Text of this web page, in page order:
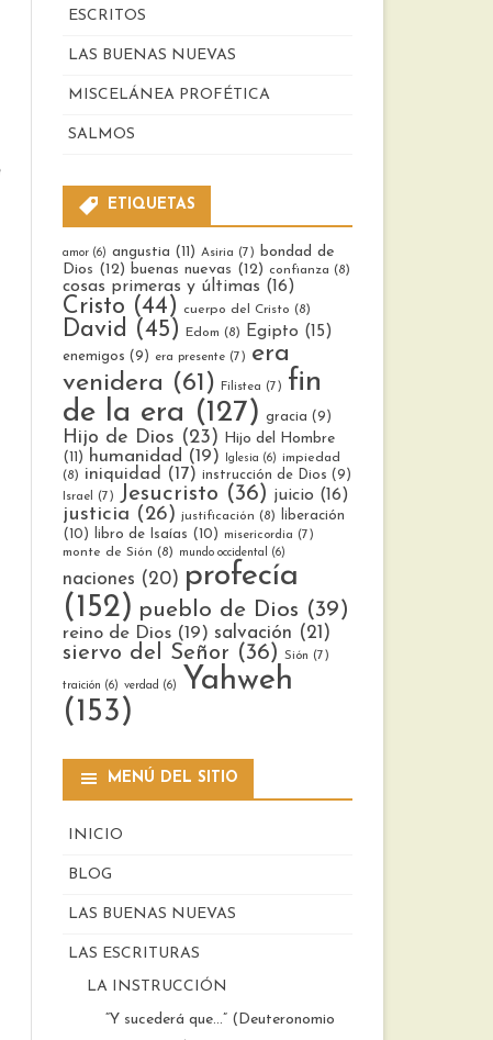
ESCRITOS
LAS BUENAS NUEVAS
MISCELÁNEA PROFÉTICA
SALMOS
ETIQUETAS
amor(6) angustia (11) Asiria (7) bondad de
Dios (12) buenas nuevas (12) confianza (8)
cosas primeras y últimas (16)
Cristo (44) cuerpo del Cristo (8)
David (45) Edom (8) Egipto (15)
enemigos (9) era presente(7) era
venidera (61) Filistea (7) fin
de la era (127) gracia (9)
Hijo de Dios (23)
Hijo del Hombre
(11)
humanidad (19) Iglesia (6) impiedad
(8) iniquidad (17) instrucción de Dios (9)
Israel (7) Jesucristo (36) juicio (16)
justicia (26) justificación (8)
liberación
(10)
libro de Isaías (10) misericordia (7)
monte de Sión (8) mundo occidental (6)
naciones (20) profecía
(152) pueblo de Dios (39)
reino de Dios(19) salvación (21)
siervo del Señor (36) Sión (7)
traición (6) verdad (6)
Yahweh
(153)
MENÚ DEL SITIO
INICIO
BLOG
LAS BUENAS NUEVAS
LAS ESCRITURAS
LA INSTRUCCIÓN
“Y sucederá que…” (Deuteronomio